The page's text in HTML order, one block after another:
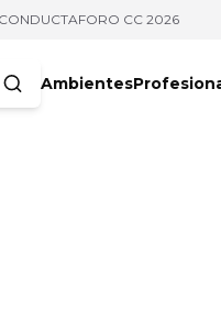
FORO CC 2026
Ambientes